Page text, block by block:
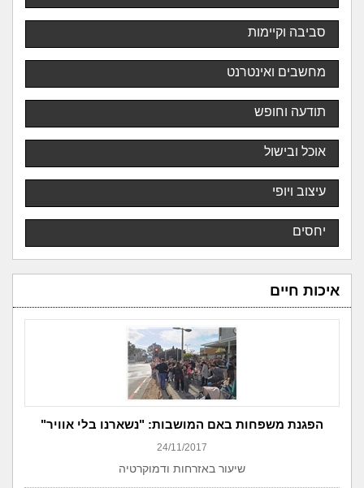
סביבה וקיימות
מחשבים ואינטרנט
תודעה וחופש
אוכל ובישול
עיצוב ויופי
יחסים
איכות חיים
הפגנת משפחות באם המושבות: "נשארנו בלי אוויר"
24/11/2017
שיעור באזרחות ודמוקרטיה